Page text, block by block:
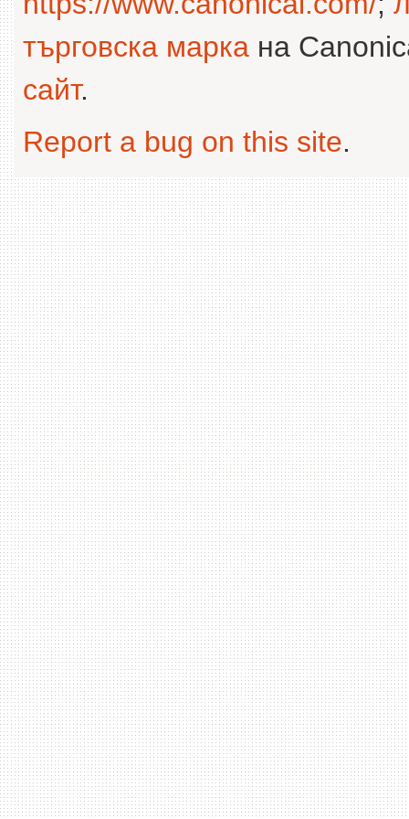
търговска марка на
сайт.
Report a bug on this site.